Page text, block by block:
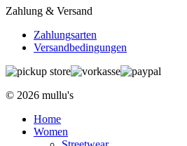
Zahlung & Versand
Zahlungsarten
Versandbedingungen
© 2026 mullu's
Home
Women